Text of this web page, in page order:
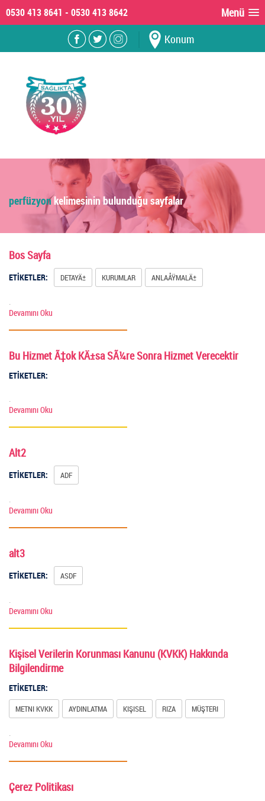
Menü
Konum
perfüzyonkelimesinin bulunduğu sayfalar
Bos Sayfa
ETİKETLER: DETAYÄ± KURUMLAR ANLAÅŸMALÄ±
Devamını Oku
Bu Hizmet Ã‡ok KÄ±sa SÃ¼re Sonra Hizmet Verecektir
ETİKETLER:
Devamını Oku
Alt2
ETİKETLER: ADF
Devamını Oku
alt3
ETİKETLER: ASDF
Devamını Oku
Kişisel Verilerin Korunması Kanunu (KVKK) Hakkında
Bilgilendirme
ETİKETLER:
METNI KVKK AYDINLATMA KIŞISEL RIZA MÜŞTERI
Devamını Oku
Çerez Politikası